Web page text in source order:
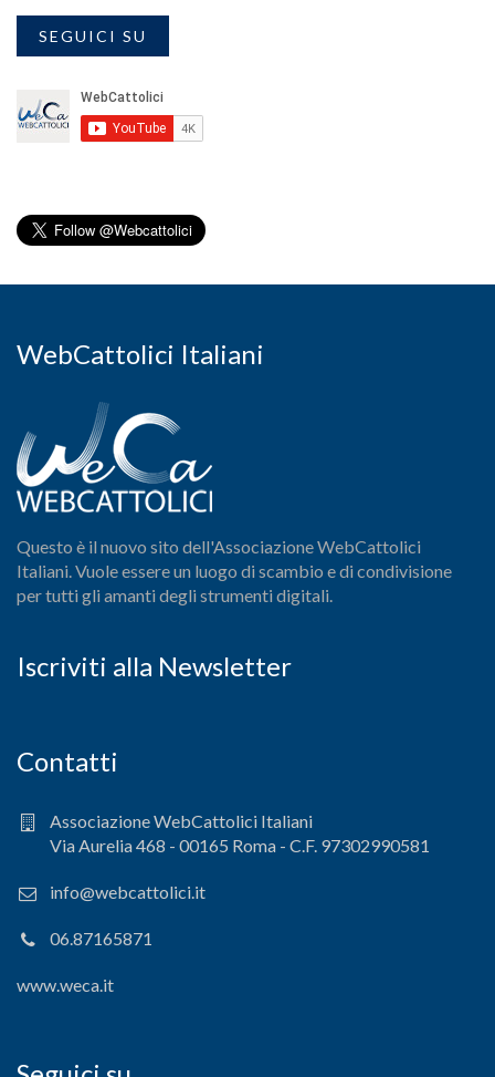
SEGUICI SU
WebCattolici Italiani
Questo è il nuovo sito dell'Associazione WebCattolici
Italiani. Vuole essere un luogo di scambio e di condivisione
per tutti gli amanti degli strumenti digitali.
Iscriviti alla Newsletter
Contatti
Associazione WebCattolici Italiani
Via Aurelia 468 - 00165 Roma - C.F. 97302990581
info@webcattolici.it
06.87165871
www.weca.it